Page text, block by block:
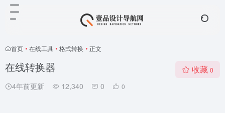
首页 • 在线工具 • 格式转换 • 正文
在线转换器
4年前更新 12,340 0 0
收藏 0